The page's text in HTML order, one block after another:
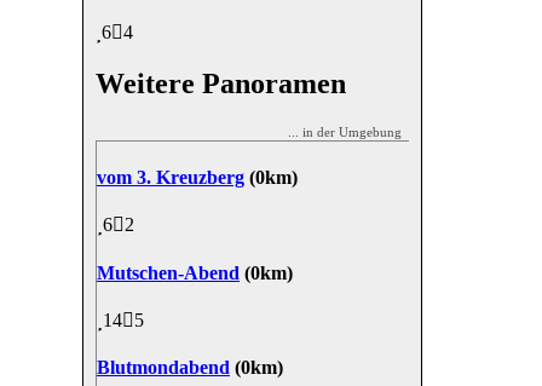
6 4
Weitere Panoramen
... in der Umgebung
vom 3. Kreuzberg (0km)
6 2
Mutschen-Abend (0km)
14 5
Blutmondabend (0km)